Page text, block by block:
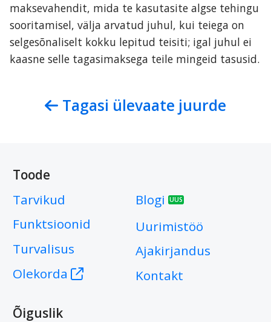
maksevahendit, mida te kasutasite algse tehingu
sooritamisel, välja arvatud juhul, kui teiega on
selgesõnaliselt kokku lepitud teisiti; igal juhul ei
kaasne selle tagasimaksega teile mingeid tasusid.
Tagasi ülevaate juurde
Toode
Tarvikud
Funktsioonid
Turvalisus
Olekorda
Blogi UUS
Uurimistöö
Ajakirjandus
Kontakt
Õiguslik